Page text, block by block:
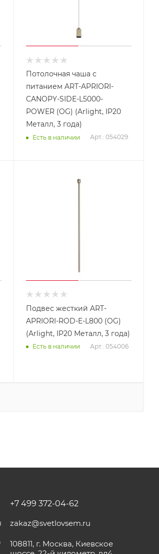
Потолочная чаша с
питанием ART-APRIORI-
CANOPY-SIDE-L5000-
POWER (OG) (Arlight, IP20
Металл, 3 года)
Есть в наличии Арт.: 054029
Подвес жесткий ART-
APRIORI-ROD-E-L800 (OG)
(Arlight, IP20 Металл, 3 года)
Есть в наличии Арт.: 054006
+7 499 372-04-62
zakaz@svetlovsem.ru
108811, г. Москва, Киевское